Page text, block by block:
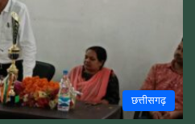
छत्तीसगढ़